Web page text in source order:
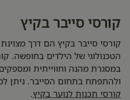
קורסי סייבר בקיץ
קורסי סייבר בקיץ הם דרך
הטכנולוגי של הילדים בחופשה.
במסגרת מהנה וחווייתית
ולהתפתח בתחום הסייבר. ניתן
קורסי תכנות לנוער בקיץ.